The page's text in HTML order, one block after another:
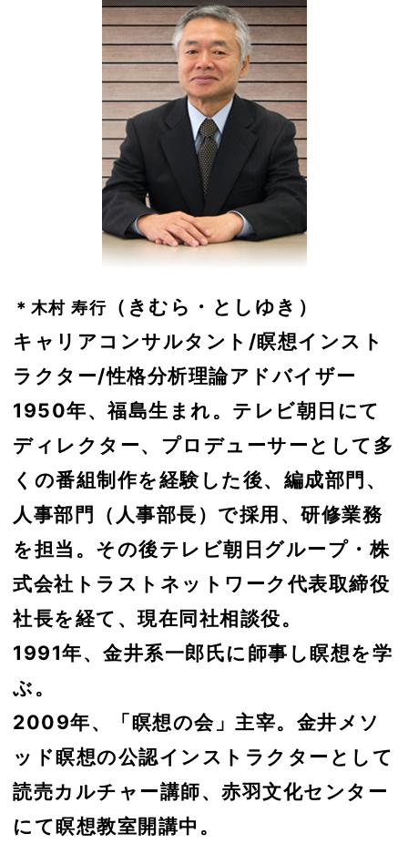
＊木村 寿行
（きむら・としゆき）
キャリアコンサルタント/瞑想インスト
ラクター/性格分析理論アドバイザー
1950年、福島生まれ。テレビ朝日にて
ディレクター、プロデューサーとして多
くの番組制作を経験した後、編成部門、
人事部門（人事部長）で採用、研修業務
を担当。その後テレビ朝日グループ・株
式会社トラストネットワーク代表取締役
社長を経て、現在同社相談役。
1991年、金井系一郎氏に師事し瞑想を学
ぶ。
2009年、「瞑想の会」主宰。金井メソ
ッド瞑想の公認インストラクターとして
読売カルチャー講師、赤羽文化センター
にて瞑想教室開講中。